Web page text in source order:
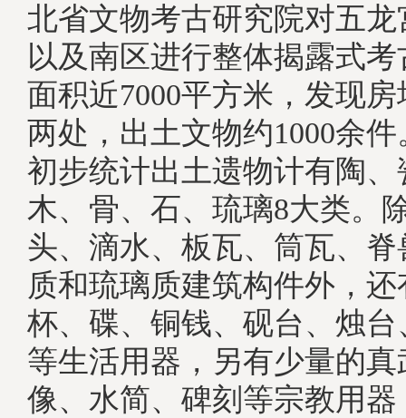
北省文物考古研究院对五
以及南区进行整体揭露式
面积近7000平方米，发现
两处，出土文物约1000
初步统计出土遗物计有陶
木、骨、石、琉璃8大类。
头、滴水、板瓦、筒瓦、
质和琉璃质建筑构件外，
杯、碟、铜钱、砚台、烛
等生活用器，另有少量的
像、水简、碑刻等宗教用